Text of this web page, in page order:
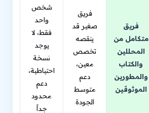
فريق
متكامل من
المحللين
والكتاب
والمطورين
الموثوقين
فريق
صغير قد
ينقصه
تخصص
معين،
دعم
متوسط
الجودة
شخص
واحد
فقط، لا
يوجد
نسخة
احتياطية،
دعم
محدود
جداً